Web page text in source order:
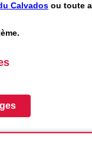
Calvados ou toute